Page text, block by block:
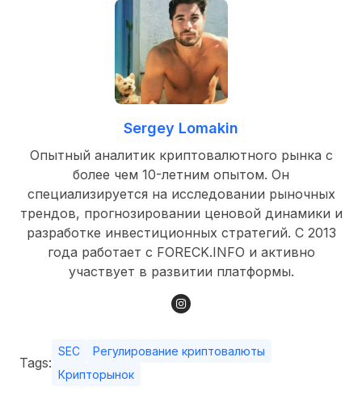
Sergey Lomakin
Опытный аналитик криптовалютного рынка с
более чем 10-летним опытом. Он
специализируется на исследовании рыночных
трендов, прогнозировании ценовой динамики и
разработке инвестиционных стратегий. С 2013
года работает с FORECK.INFO и активно
участвует в развитии платформы.
Tags:
SEC
Регулирование криптовалюты
Крипторынок